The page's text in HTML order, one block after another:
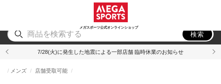
メガスポーツ公式オンラインショップ
アウトドア
検索
7/28(火)に発生した地震による一部店舗 臨時休業のお知らせ
メンズ 店舗受取可能